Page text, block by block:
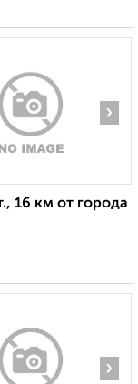
›
16 км от города
›